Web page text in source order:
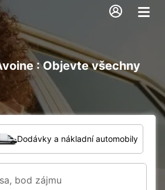
: Objevte všechny
Dodávky a nákladní automobily